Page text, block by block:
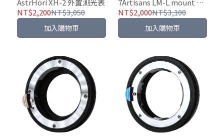
AstrHori XH-2 外置測光表
NT$2,200NT$3,050
加入購物車
7Artisans LM-L mount 微
距轉接環 - Leica M鏡頭 轉
Leica/Panasonic/Sigma
NT$2,000NT$3,100
加入購物車